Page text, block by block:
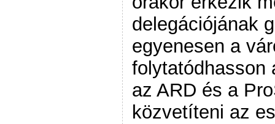
delegációjának
egyenesen a
folytatódhasson
az ARD és a
közvetíteni az